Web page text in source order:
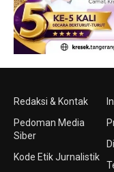
Redaksi & Kontak
Pedoman Media
Siber
Kode Etik Jurnalistik